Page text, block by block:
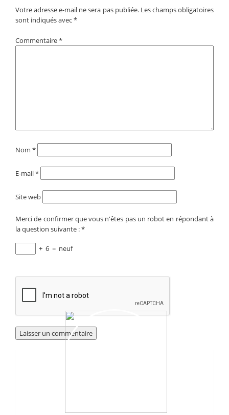
Votre adresse e-mail ne sera pas publiée. Les champs obligatoires
sont indiqués avec*
Commentaire*
Nom *
E-mail*
Site web
Merci de confirmer que vous n'êtes pas un robot en répondant à
la question suivante :*
+ 6 = neuf